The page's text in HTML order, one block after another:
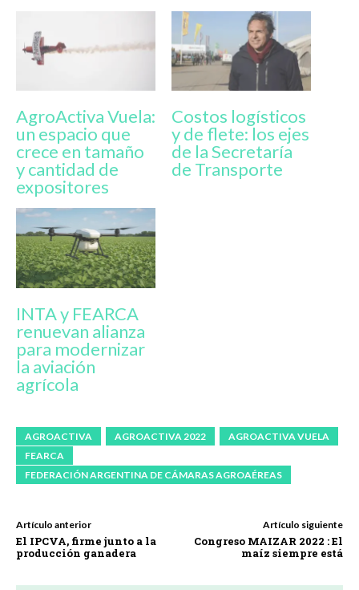
AgroActiva Vuela:
un espacio que
crece en tamaño
y cantidad de
expositores
Costos logísticos
y de flete: los ejes
de la Secretaría
de Transporte
INTA y FEARCA
renuevan alianza
para modernizar
la aviación
agrícola
AGROACTIVA AGROACTIVA 2022
AGROACTIVA VUELA
FEARCA
FEDERACIÓN ARGENTINA DE CÁMARAS AGROAÉREAS
Artículo anterior
El IPCVA, firme junto a la
producción ganadera
Artículo siguiente
Congreso MAIZAR 2022 : El
maíz siempre está